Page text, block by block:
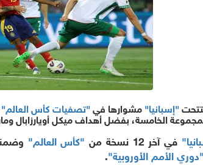
"إسبانيا"مشوارها في"تصفيات كأس العالم"
الخامسة، بفضل أهداف ميكل أويارزابال
في آخر 12 نسخة من "كأس العالم"
"دوري الأمم الأوروبية".